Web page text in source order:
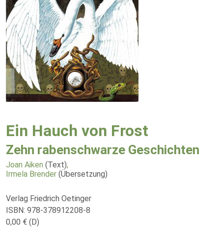
Ein Hauch von Frost
Zehn rabenschwarze Geschichten
Joan Aiken (Text),
Irmela Brender (Übersetzung)
Verlag Friedrich Oetinger
ISBN: 978-378912208-8
0,00 € (D)